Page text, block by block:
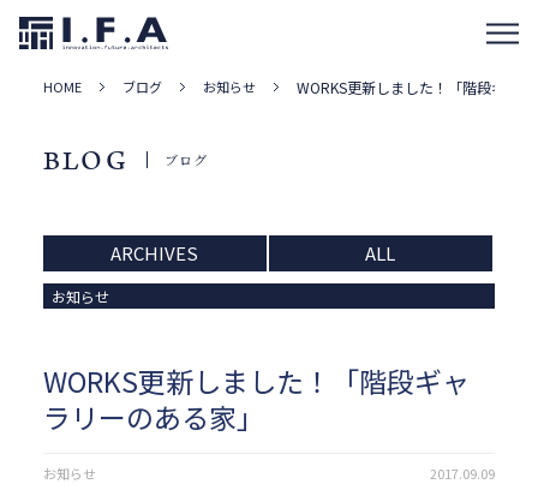
HOME ブログ お知らせ WORKS更新しました！「階段ギャ
BLOG ブログ
ARCHIVES ALL
お知らせ
WORKS更新しました！「階段ギャ
ラリーのある家」
お知らせ 2017.09.09